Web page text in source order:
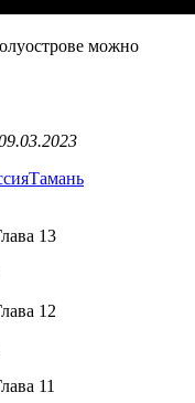
можно
Тамань